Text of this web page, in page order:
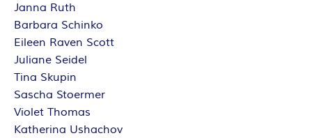
Janna Ruth
Barbara Schinko
Eileen Raven Scott
Juliane Seidel
Tina Skupin
Sascha Stoermer
Violet Thomas
Katherina Ushachov